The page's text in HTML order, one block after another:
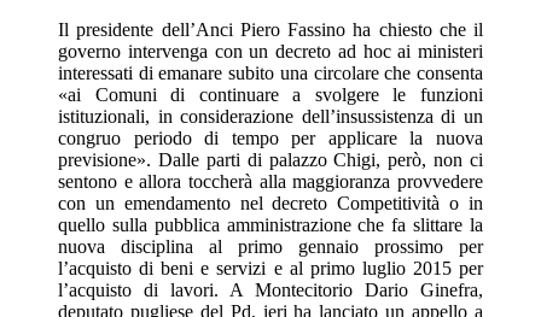
Il presidente dell’Anci Piero Fassino ha chiesto che il
governo intervenga con un decreto ad hoc ai ministeri
interessati di emanare subito una circolare che consenta
«ai Comuni di continuare a svolgere le funzioni
istituzionali, in considerazione dell’insussistenza di un
congruo periodo di tempo per applicare la nuova
previsione». Dalle parti di palazzo Chigi, però, non ci
sentono e allora toccherà alla maggioranza provvedere
con un emendamento nel decreto Competitività o in
quello sulla pubblica amministrazione che fa slittare la
nuova disciplina al primo gennaio prossimo per
l’acquisto di beni e servizi e al primo luglio 2015 per
l’acquisto di lavori. A Montecitorio Dario Ginefra,
deputato pugliese del Pd, ieri ha lanciato un appello a